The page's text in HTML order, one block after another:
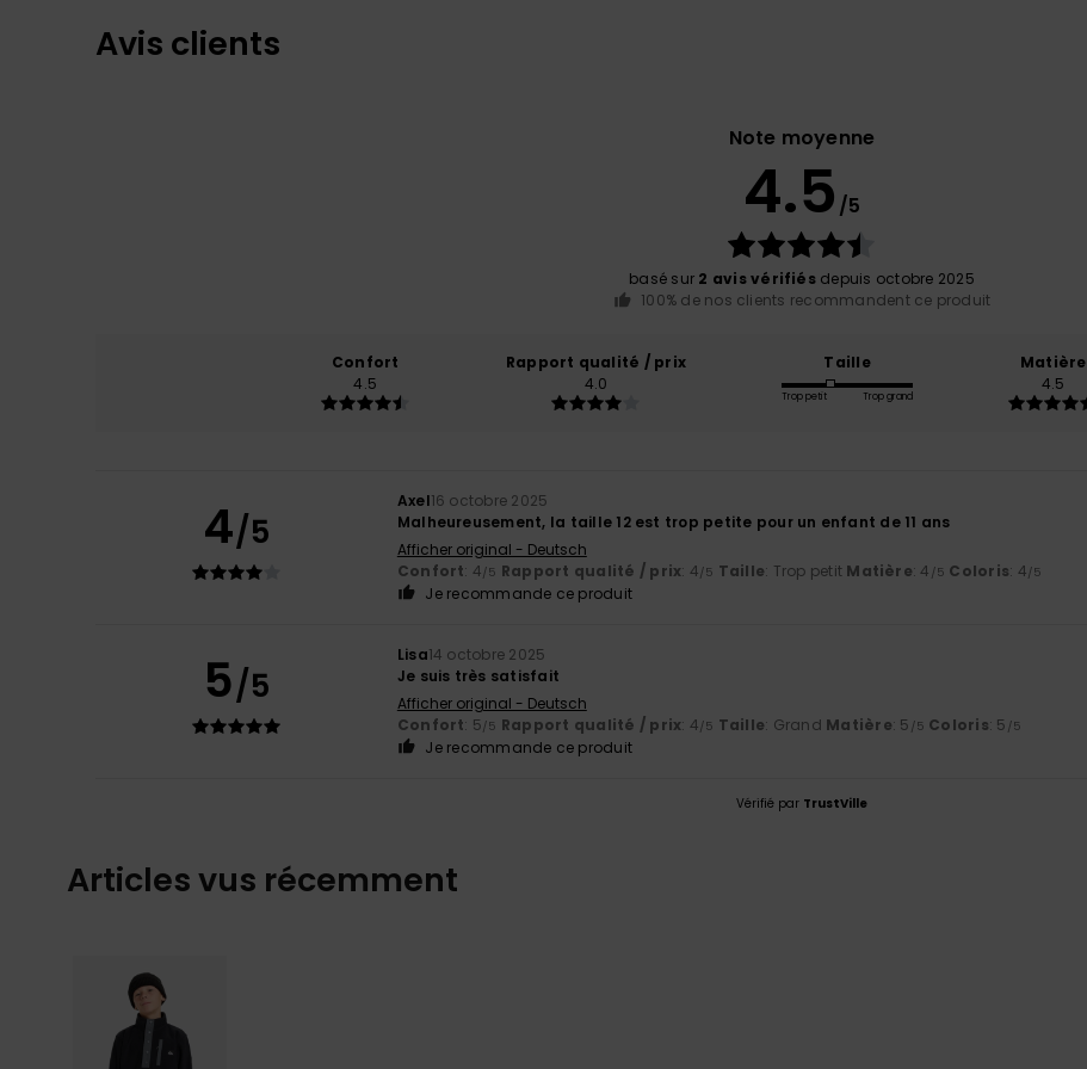
Avis clients
Note moyenne
4.5 /5
basé sur 2 avis vérifiésdepuis octobre 2025
100% de nos clients recommandent ce produit
Confort
4.5
Rapport qualité / prix
4.0
Taille
Trop petit Trop grand
Matière
4.5
4/5
Axel16 octobre 2025
Malheureusement, la taille 12 est trop petite pour un enfant de 11 ans
Afficher original - Deutsch
Confort: 4/5 Rapport qualité / prix: 4/5 Taille: Trop petit Matière: 4 /5 Coloris: 4/5
Je recommande ce produit
5/5
Lisa14 octobre 2025
Je suis très satisfait
Afficher original - Deutsch
Confort: 5/5 Rapport qualité / prix: 4/5 Taille: Grand Matière: 5 /5 Coloris: 5 /5
Je recommande ce produit
Vérifié par TrustVille
Articles vus récemment